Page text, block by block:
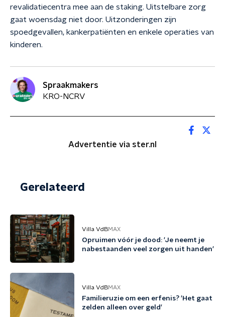
revalidatiecentra mee aan de staking. Uitstelbare zorg
gaat woensdag niet door. Uitzonderingen zijn
spoedgevallen, kankerpatiënten en enkele operaties van
kinderen.
Spraakmakers
KRO-NCRV
Advertentie via ster.nl
Gerelateerd
Villa VdBMAX
Opruimen vóór je dood: 'Je neemt je
nabestaanden veel zorgen uit handen'
Villa VdBMAX
Familieruzie om een erfenis? 'Het gaat
zelden alleen over geld'